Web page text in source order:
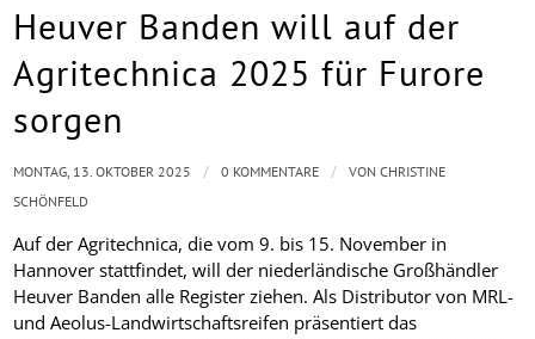
Heuver Banden will auf der
Agritechnica 2025 für Furore
sorgen
Auf der Agritechnica, die vom 9. bis 15. November in
Hannover stattfindet, will der niederländische Großhändler
Heuver Banden alle Register ziehen. Als Distributor von MRL-
und Aeolus-Landwirtschaftsreifen präsentiert das
MONTAG, 13. OKTOBER 2025 / 0 KOMMENTARE / VONCHRISTINE
SCHÖNFELD